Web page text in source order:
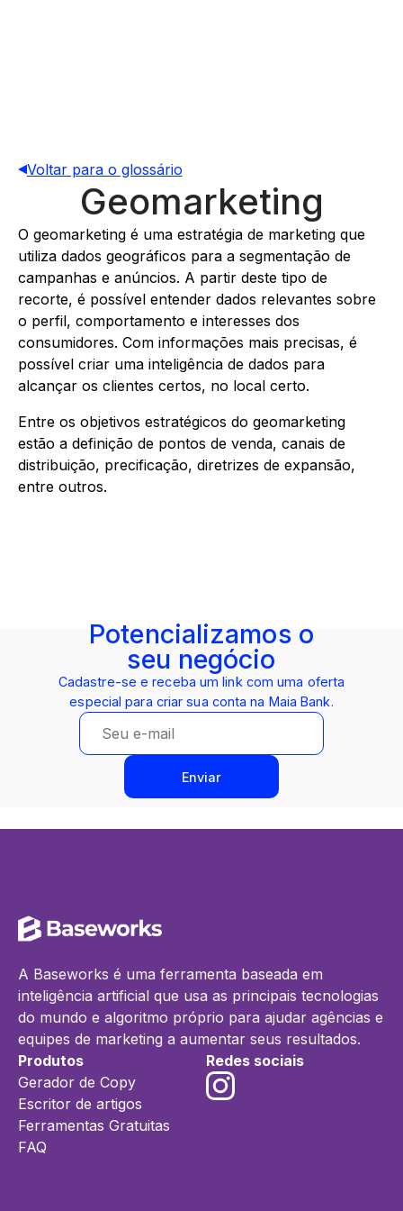
Voltar para o glossário
Geomarketing
O geomarketing é uma estratégia de marketing que
utiliza dados geográficos para a segmentação de
campanhas e anúncios. A partir deste tipo de
recorte, é possível entender dados relevantes sobre
o perfil, comportamento e interesses dos
consumidores. Com informações mais precisas, é
possível criar uma inteligência de dados para
alcançar os clientes certos, no local certo.
Entre os objetivos estratégicos do geomarketing
estão a definição de pontos de venda, canais de
distribuição, precificação, diretrizes de expansão,
entre outros.
Potencializamos o
seu negócio
Cadastre-se e receba um link com uma oferta
especial para criar sua conta na Maia Bank.
Enviar
A Baseworks é uma ferramenta baseada em
inteligência artificial que usa as principais tecnologias
do mundo e algoritmo próprio para ajudar agências e
equipes de marketing a aumentar seus resultados.
Produtos
Gerador de Copy
Escritor de artigos
Ferramentas Gratuitas
FAQ
Redes sociais